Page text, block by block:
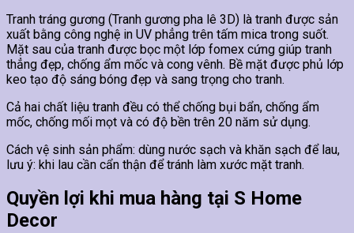
Tranh tráng gương (Tranh gương pha lê 3D) là tranh được sản
xuất bằng công nghệ in UV phẳng trên tấm mica trong suốt.
Mặt sau của tranh được bọc một lớp fomex cứng giúp tranh
thẳng đẹp, chống ẩm mốc và cong vênh. Bề mặt được phủ lớp
keo tạo độ sáng bóng đẹp và sang trọng cho tranh.
Cả hai chất liệu tranh đều có thể chống bụi bẩn, chống ẩm
mốc, chống mối mọt và có độ bền trên 20 năm sử dụng.
Cách vệ sinh sản phẩm: dùng nước sạch và khăn sạch để lau,
lưu ý: khi lau cần cẩn thận để tránh làm xước mặt tranh.
Quyền lợi khi mua hàng tại S Home
Decor